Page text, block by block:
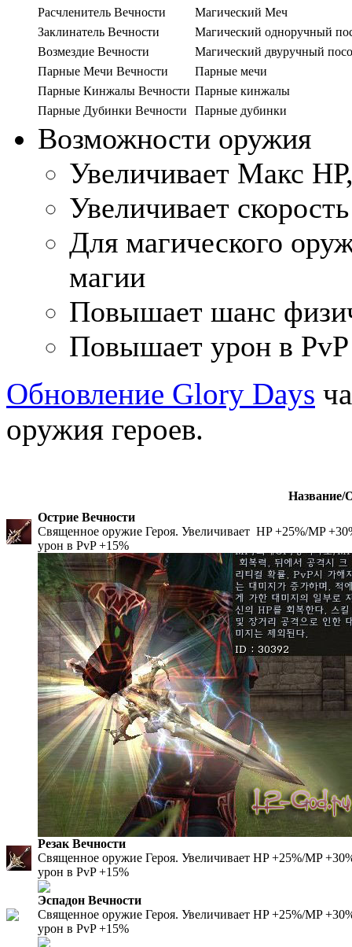
Расчленитель Вечности
Магический Меч
Заклинатель Вечности
Магический одноручный
Возмездие Вечности
Магический двуручный
Парные Мечи Вечности
Парные мечи
Парные Кинжалы Вечности Парные кинжалы
Парные Дубинки Вечности
Парные дубинки
Возможности оружия
Увеличивает Макс
Увеличивает
Для магического
магии
Повышает шанс
Повышает урон в PvP
Обновление Glory Days
оружия героев.
Название/
Острие Вечности
Священное оружие Героя. Увеличивает HP +25%/MP
урон в PvP +15%
Резак Вечности
Священное оружие Героя. Увеличивает HP +25%/MP
урон в PvP +15%
Эспадон Вечности
Священное оружие Героя. Увеличивает HP +25%/MP
урон в PvP +15%